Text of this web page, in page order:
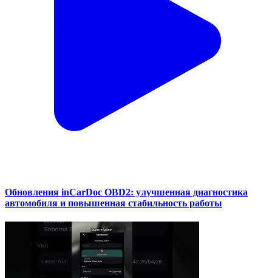
Обновления inCarDoc OBD2: улучшенная диагностика
автомобиля и повышенная стабильность работы